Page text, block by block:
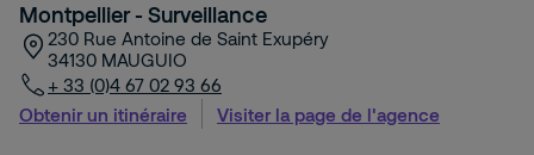
Montpellier - Surveillance
230 Rue Antoine de Saint Exupéry
34130 MAUGUIO
+ 33 (0)4 67 02 93 66
Obtenir un itinéraire
Visiter la page de l'agence